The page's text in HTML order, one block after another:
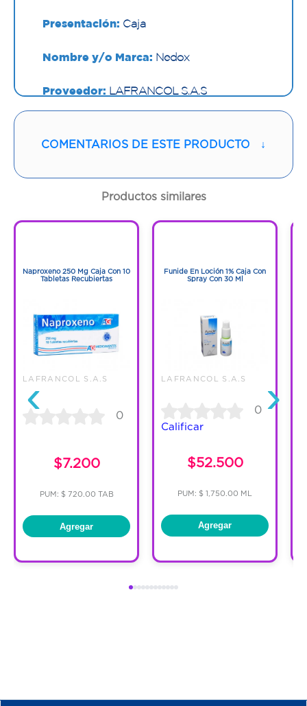
Presentación: Caja
Nombre y/o Marca: Nedox
Proveedor: LAFRANCOL S.A.S
28 Tabletas
Código:1279200
COMENTARIOS DE ESTE PRODUCTO ↓
Productos similares
‹
Naproxeno 250 Mg Caja Con 10
Tabletas Recubiertas
LAFRANCOL S.A.S
0
$7.200
PUM: $ 720.00 TAB
Agregar
Funide En Loción 1% Caja Con
Spray Con 30 Ml
LAFRANCOL S.A.S
0
Calificar
$52.500
PUM: $ 1,750.00 ML
Agregar
›